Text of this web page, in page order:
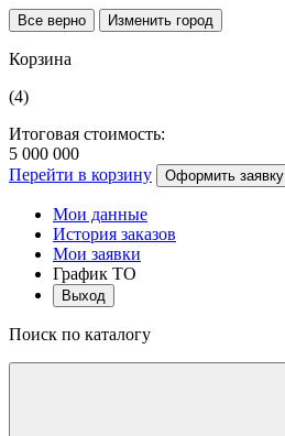
Все верно Изменить город
Корзина
(4)
Итоговая стоимость:
5 000 000
Перейти в корзину
Оформить заявку
Мои данные
История заказов
Мои заявки
График ТО
Выход
Поиск по каталогу